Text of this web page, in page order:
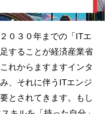
０３０年までの「ITエ
することが経済産業省
れからますますインタ
、それに伴うITエンジ
とされてきます。もし